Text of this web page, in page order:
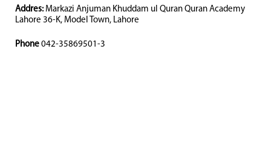
Addres: Markazi Anjuman Khuddam ul Quran Quran Academy
Lahore 36-K, Model Town, Lahore
Phone 042-35869501-3